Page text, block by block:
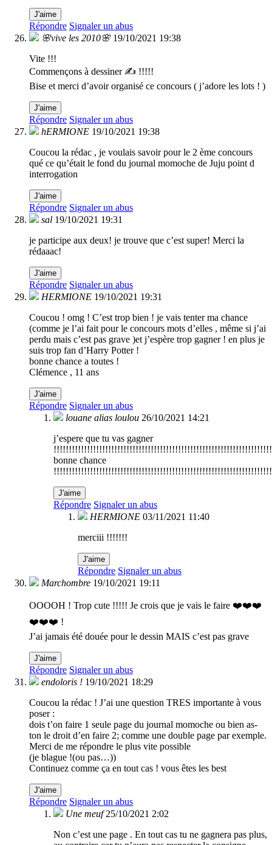
J'aime
Répondre Signaler un abus
🌸vive les 2010🌸 19/10/2021 19:38
Vite !!!
Commençons à dessiner ✍️ !!!!!
Bise et merci d’avoir organisé ce concours ( j’adore les lots ! )
J'aime
Répondre Signaler un abus
hERMIONE 19/10/2021 19:38
Coucou la rédac , je voulais savoir pour le 2 ème concours
qué ce qu’était le fond du journal momoche de Juju point d
interrogation
J'aime
Répondre Signaler un abus
sal 19/10/2021 19:31
je participe aux deux! je trouve que c’est super! Merci la
rédaaac!
J'aime
Répondre Signaler un abus
HERMIONE 19/10/2021 19:31
Coucou ! omg ! C’est trop bien ! je vais tenter ma chance
(comme je l’ai fait pour le concours mots d’elles , même si j’ai
perdu mais c’est pas grave )et j’espère trop gagner ! en plus je
suis trop fan d’Harry Potter !
bonne chance a toutes !
Clémence , 11 ans
J'aime
Répondre Signaler un abus
louane alias loulou 26/10/2021 14:21
j’espere que tu vas gagner
bonne chance
J'aime
Répondre Signaler un abus
HERMIONE 03/11/2021 11:40
merciii !!!!!!!
J'aime
Répondre Signaler un abus
Marchombre 19/10/2021 19:11
OOOOH ! Trop cute !!!!! Je crois que je vais le faire ❤️❤️❤️
❤️❤️❤️ !
J’ai jamais été douée pour le dessin MAIS c’est pas grave
J'aime
Répondre Signaler un abus
endoloris ! 19/10/2021 18:29
Coucou la rédac ! J’ai une question TRES importante à vous
poser :
dois t’on faire 1 seule page du journal momoche ou bien as-
ton le droit d’en faire 2; comme une double page par exemple.
Merci de me répondre le plus vite possible
(je blague !(ou pas…))
Continuez comme ça en tout cas ! vous êtes les best
J'aime
Répondre Signaler un abus
Une meuf 25/10/2021 2:02
Non c’est une page . En tout cas tu ne gagnera pas plus,